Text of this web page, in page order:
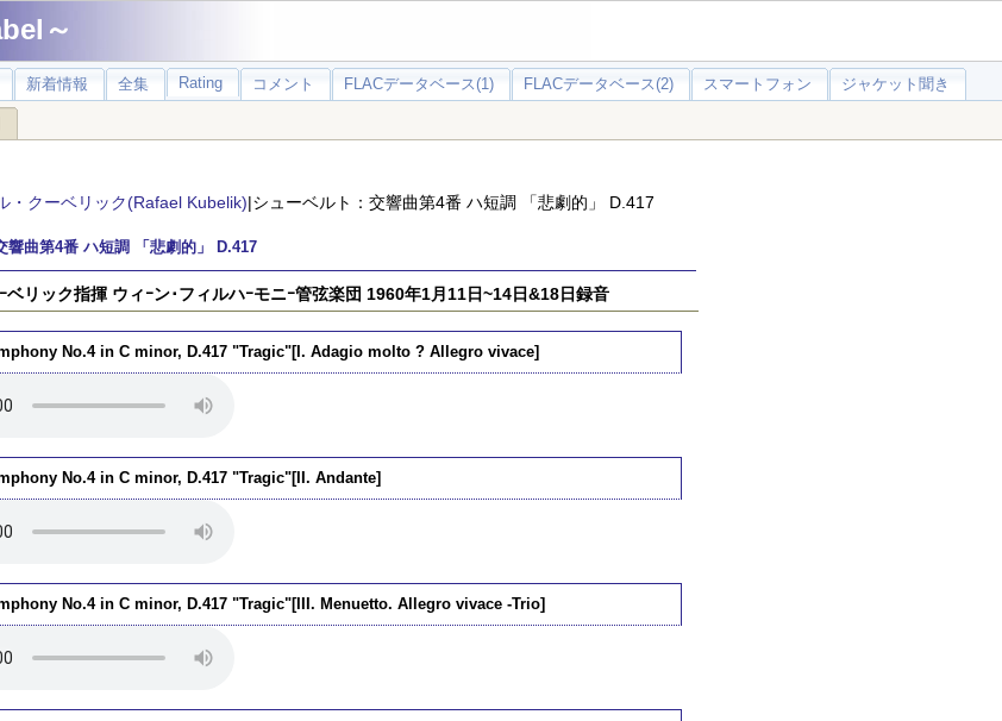
～
新着情報 全集 Rating コメント FLACデータベース(1) FLACデータベース(2) スマートフォン ジャケット聞き
・クーベリック(Rafael Kubelik)|シューベルト：交響曲第4番 ハ短調 「悲劇的」 D.417
響曲第4番 ハ短調 「悲劇的」 D.417
ベリック指揮 ウィｰン･フィルハｰモニｰ管弦楽団 1960年1月11日~14日&18日録音
No.4 in C minor, D.417 "Tragic"[I. Adagio molto ? Allegro vivace]
No.4 in C minor, D.417 "Tragic"[II. Andante]
No.4 in C minor, D.417 "Tragic"[III. Menuetto. Allegro vivace -Trio]